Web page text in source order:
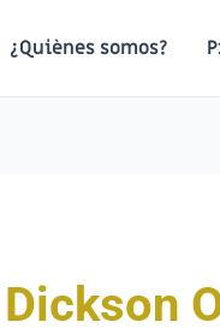
¿Quiènes somos?